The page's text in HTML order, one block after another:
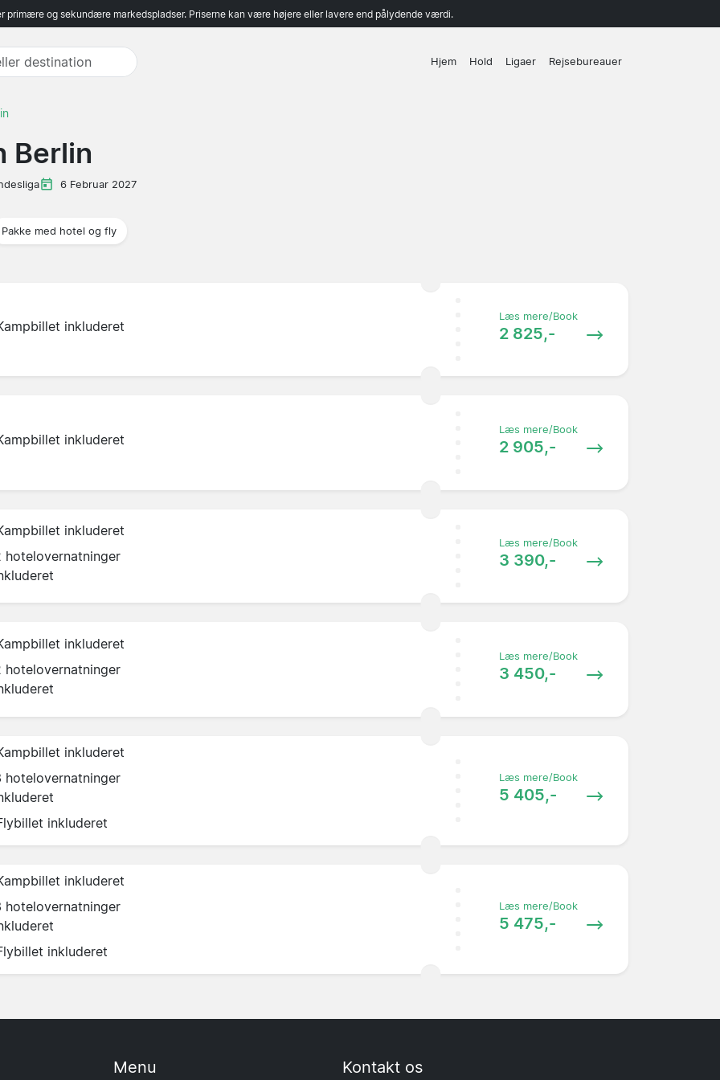
primære og sekundære markedspladser. Priserne kan være højere eller lavere end pålydende værdi.
Hjem Hold Ligaer Rejsebureauer
Berlin
6 Februar 2027
Pakke med hotel og fly
inkluderet
Læs mere/Book
2 825,-
inkluderet
Læs mere/Book
2 905,-
inkluderet
hotelovernatninger
Læs mere/Book
3 390,-
inkluderet
hotelovernatninger
Læs mere/Book
3 450,-
inkluderet
hotelovernatninger
inkluderet
Læs mere/Book
5 405,-
inkluderet
hotelovernatninger
inkluderet
Læs mere/Book
5 475,-
Menu Kontakt os